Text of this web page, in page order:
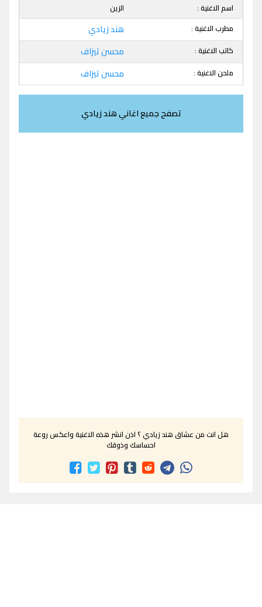
اسم الاغنية :
الزين
مطرب الاغنية :
هند زيادي
كاتب الاغنية : محسن تيزاف
ملحن الاغنية : محسن تيزاف
تصفح جميع اغاني هند زيادي
هل انت من عشاق هند زيادي ؟ اذن انشر هذه الاغنية واعكس روعة
احساسك وذوقك